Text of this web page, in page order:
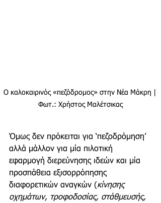
Ο καλοκαιρινός «πεζόδρομος» στην Νέα Μάκρη |
Φωτ.: Χρήστος Μαλέτσικας
Όμως δεν πρόκειται για ‘πεζοδρόμηση’
αλλά μάλλον για μία πιλοτική
εφαρμογή διερεύνησης ιδεών και μία
προσπάθεια εξισορρόπησης
διαφορετικών αναγκών (κίνησης
οχημάτων, τροφοδοσίας, στάθμευσής,